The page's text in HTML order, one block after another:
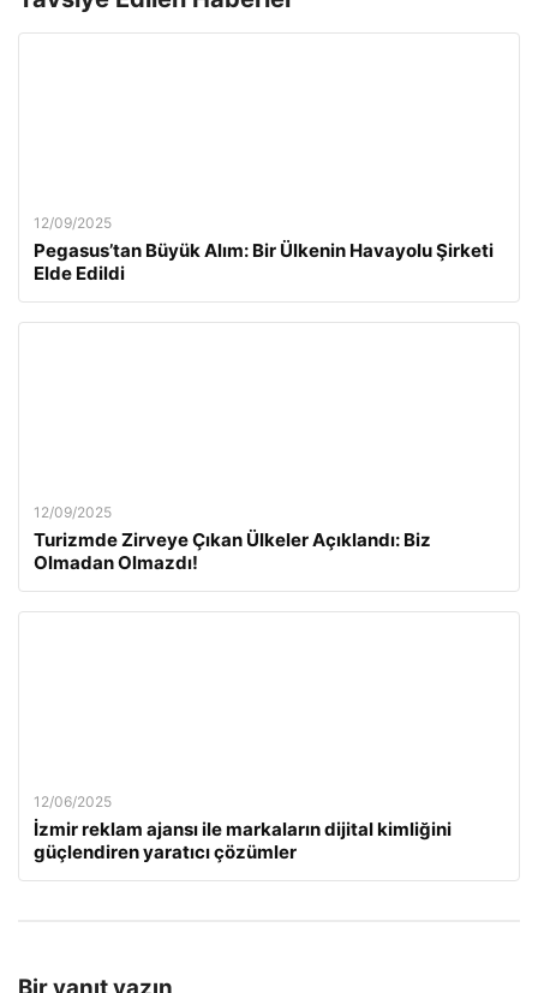
12/09/2025
Pegasus’tan Büyük Alım: Bir Ülkenin Havayolu Şirketi
Elde Edildi
12/09/2025
Turizmde Zirveye Çıkan Ülkeler Açıklandı: Biz
Olmadan Olmazdı!
12/06/2025
İzmir reklam ajansı ile markaların dijital kimliğini
güçlendiren yaratıcı çözümler
Bir yanıt yazın